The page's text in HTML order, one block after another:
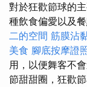
對於狂歡節球的
種飲食偏愛以及
二的空間 筋膜沾
美食 腳底按摩證
用，以便舞客不
節甜甜圈，狂歡